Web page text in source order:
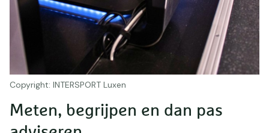
Copyright: INTERSPORT Luxen
Meten, begrijpen en dan pas